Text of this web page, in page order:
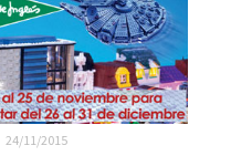
24/11/2015